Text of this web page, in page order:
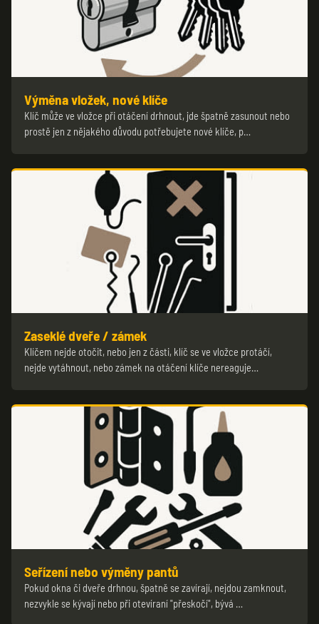
Výměna vložek, nové klíče
Klíč může ve vložce při otáčení drhnout, jde špatně zasunout nebo
prostě jen z nějakého důvodu potřebujete nové klíče, p…
Zaseklé dveře / zámek
Klíčem nejde otočit, nebo jen z části, klíč se ve vložce protáčí,
nejde vytáhnout, nebo zámek na otáčení klíče nereaguje…
Seřízení nebo výměny pantů
Pokud okna či dveře drhnou, špatně se zavírají, nejdou zamknout,
nezvykle se kývají nebo při otevíraní "přeskočí", bývá …